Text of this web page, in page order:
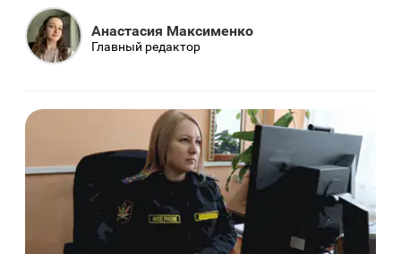
Анастасия Максименко
Главный редактор